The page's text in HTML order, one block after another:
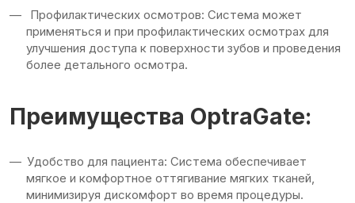
Профилактических осмотров: Система может
применяться и при профилактических осмотрах для
улучшения доступа к поверхности зубов и проведения
более детального осмотра.
Преимущества OptraGate:
Удобство для пациента: Система обеспечивает
мягкое и комфортное оттягивание мягких тканей,
минимизируя дискомфорт во время процедуры.